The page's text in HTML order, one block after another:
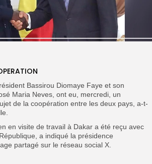
Bassirou Diomaye Faye et son
Maria Neves, ont eu, mercredi, un
de la coopération entre les deux pays, a-t-
en visite de travail à Dakar a été reçu avec
a indiqué la présidence
partagé sur le réseau social X.